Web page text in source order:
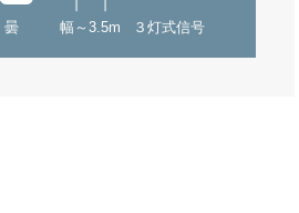
曇 幅～3.5m ３灯式信号